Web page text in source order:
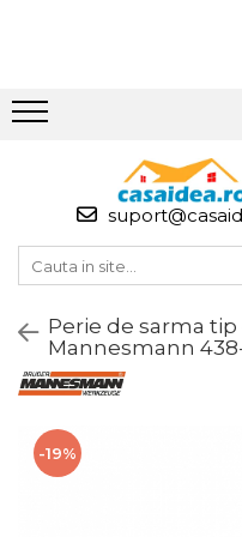
Adeziv Instant &
Epoxidic
Banda Adeziva
Pasta de Lipit
Suruburi
Banda Izolatoare
Banda Teflon
Perie de sarma
Mannesmann
-19%